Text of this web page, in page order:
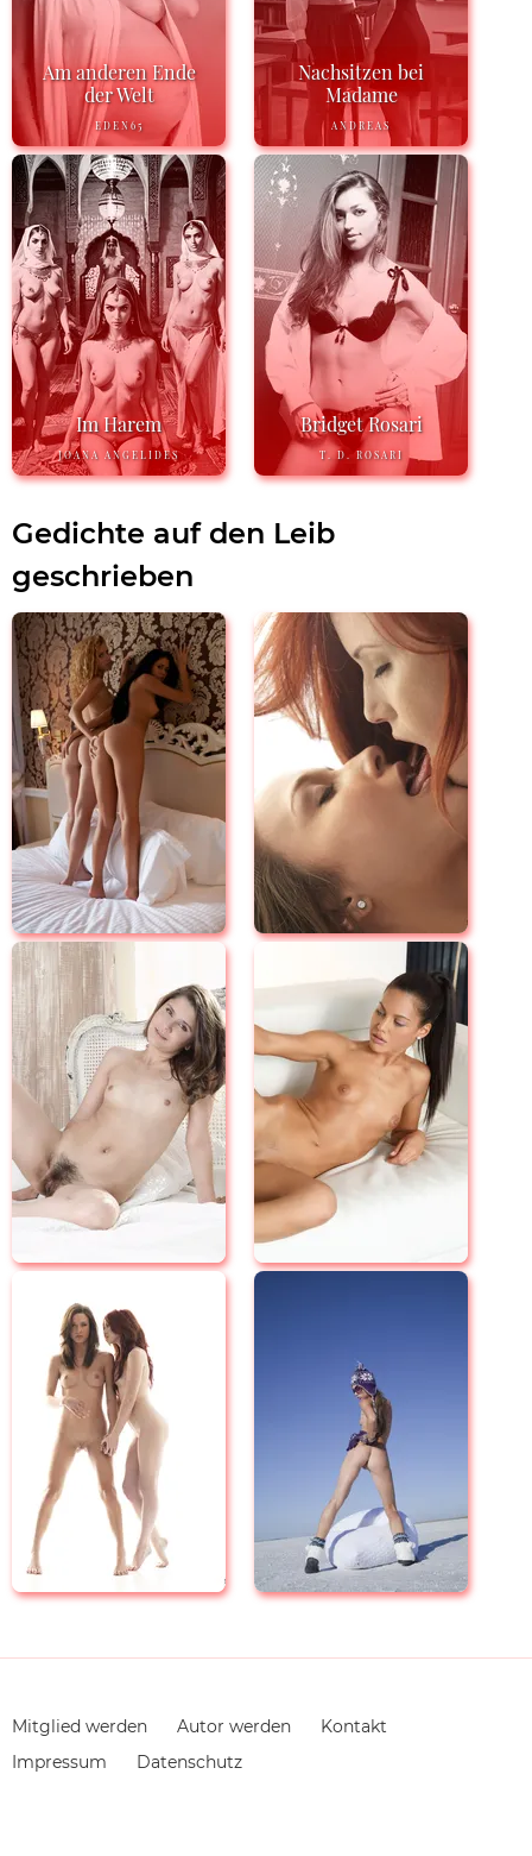
Am anderen Ende
der Welt
EDEN65
Nachsitzen bei
Madame
ANDREAS
Im Harem
JOANA ANGELIDES
Bridget Rosari
T. D. ROSARI
Gedichte auf den Leib
geschrieben
Navigation
überspringen
Mitglied werden Autor werden
Kontakt
Impressum
Datenschutz